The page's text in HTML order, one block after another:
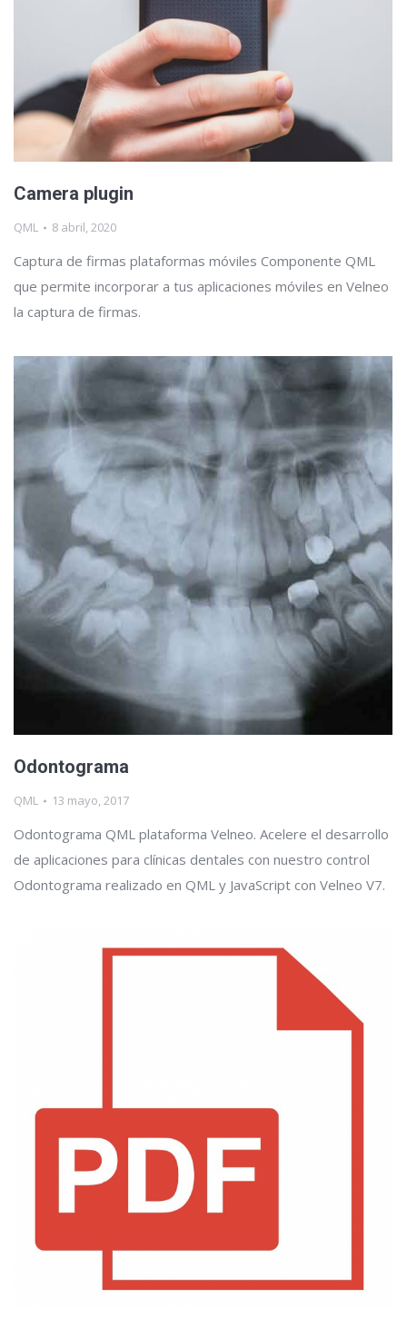
Camera plugin
QML 8 abril, 2020
Captura de firmas plataformas móviles Componente QML
que permite incorporar a tus aplicaciones móviles en Velneo
la captura de firmas.
Odontograma
QML 13 mayo, 2017
Odontograma QML plataforma Velneo. Acelere el desarrollo
de aplicaciones para clínicas dentales con nuestro control
Odontograma realizado en QML y JavaScript con Velneo V7.